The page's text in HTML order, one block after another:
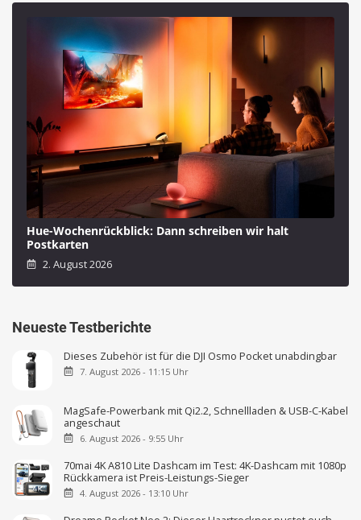
Hue-Wochenrückblick: Dann schreiben wir halt
Postkarten
2. August 2026
Neueste Testberichte
Dieses Zubehör ist für die DJI Osmo Pocket unabdingbar
7. August 2026 - 11:15 Uhr
MagSafe-Powerbank mit Qi2.2, Schnellladen & USB-C-Kabel
angeschaut
6. August 2026 - 9:55 Uhr
70mai 4K A810 Lite Dashcam im Test: 4K-Dashcam mit 1080p
Rückkamera ist Preis-Leistungs-Sieger
4. August 2026 - 13:10 Uhr